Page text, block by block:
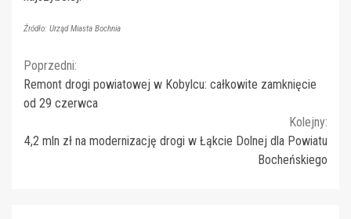
Źródło: Urząd Miasta Bochnia
Continue
Reading
Poprzedni:
Remont drogi powiatowej w Kobylcu: całkowite zamknięcie
od 29 czerwca
Kolejny:
4,2 mln zł na modernizację drogi w Łąkcie Dolnej dla Powiatu
Bocheńskiego